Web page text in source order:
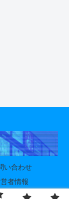
い合わせ
者情報